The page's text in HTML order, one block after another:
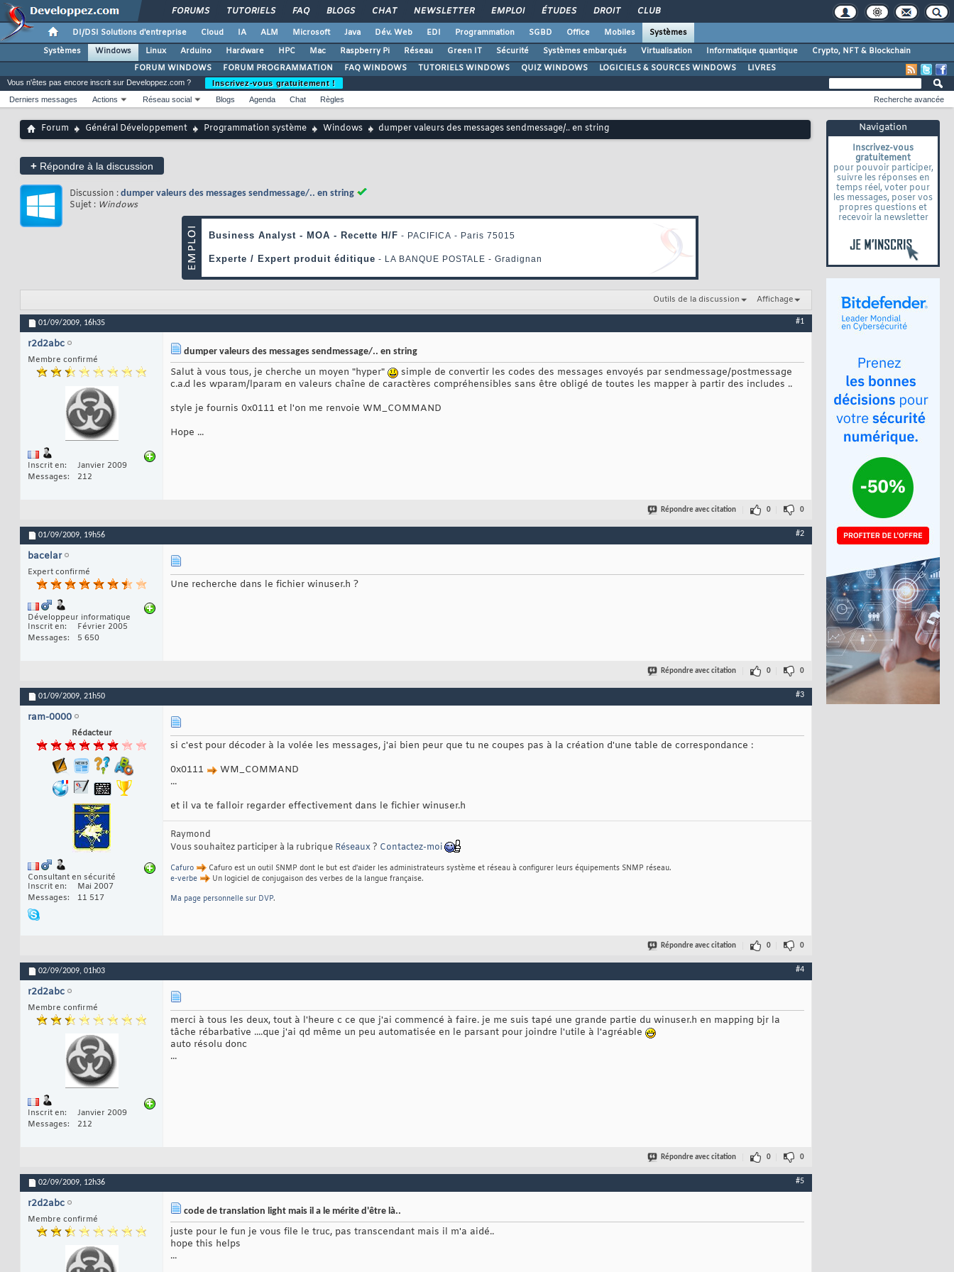
FORUMS TUTORIELS FAQ BLOGS CHAT NEWSLETTER EMPLOI ÉTUDES DROIT CLUB
DI/DSI Solutions d'entreprise Cloud IA ALM Microsoft Java Dév. Web EDI Programmation SGBD Office Mobiles
Systèmes
Systèmes
Windows Linux Arduino Hardware HPC Mac Raspberry Pi Réseau Green IT Sécurité Systèmes embarqués Virtualisation Informatique quantique
Crypto, NFT & Blockchain
FORUM WINDOWS
FORUM PROGRAMMATION FAQ WINDOWS TUTORIELS WINDOWS QUIZ WINDOWS LOGICIELS & SOURCES WINDOWS LIVRES
Navigation
Inscrivez-vous
gratuitement
pour pouvoir participer,
suivre les réponses en
temps réel, voter pour
les messages, poser vos
propres questions et
recevoir la newsletter
Vous n'êtes pas encore inscrit sur Developpez.com ?
Inscrivez-vous gratuitement !
Derniers messages
Actions Réseau social Blogs Agenda Chat Règles Recherche avancée
Forum Général Développement Programmation système Windows dumper valeurs des messages sendmessage/.. en string
+ Répondre à la discussion
Discussion : dumper valeurs des messages sendmessage/.. en string
Sujet : Windows
Outils de la discussion Affichage
01/09/2009, 16h35 #1
r2d2abc
Membre confirmé
Inscrit en
Janvier 2009
Messages
212
dumper valeurs des messages sendmessage/.. en string
Salut à vous tous, je cherche un moyen "hyper"
simple de convertir les codes des messages envoyés par sendmessage/postmessage
c.a.d les wparam/lparam en valeurs chaîne de caractères compréhensibles sans être obligé de toutes les mapper à partir des includes ..
style je fournis 0x0111 et l'on me renvoie WM_COMMAND
Hope ...
Répondre avec citation 0 0
01/09/2009, 19h56 #2
bacelar
Expert confirmé
Développeur informatique
Inscrit en
Février 2005
Messages
5 650
Une recherche dans le fichier winuser.h ?
Répondre avec citation 0 0
01/09/2009, 21h50 #3
ram-0000
Rédacteur
Consultant en sécurité
Inscrit en
Mai 2007
Messages
11 517
si c'est pour décoder à la volée les messages, j'ai bien peur que tu ne coupes pas à la création d'une table de correspondance :
0x0111
WM_COMMAND
...
et il va te falloir regarder effectivement dans le fichier winuser.h
Raymond
Vous souhaitez participer à la rubrique Réseaux? Contactez-moi
Cafuro
Cafuro est un outil SNMP dont le but est d'aider les administrateurs système et réseau à configurer leurs équipements SNMP réseau.
e-verbe
Un logiciel de conjugaison des verbes de la langue française.
Ma page personnelle sur DVP.
Répondre avec citation 0 0
02/09/2009, 01h03 #4
r2d2abc
Membre confirmé
Inscrit en
Janvier 2009
Messages
212
merci à tous les deux, tout à l'heure c ce que j'ai commencé à faire. je me suis tapé une grande partie du winuser.h en mapping bjr la
tâche rébarbative ....que j'ai qd même un peu automatisée en le parsant pour joindre l'utile à l'agréable
auto résolu donc
...
Répondre avec citation 0 0
02/09/2009, 12h36 #5
r2d2abc
Membre confirmé
code de translation light mais il a le mérite d'être là..
juste pour le fun je vous file le truc, pas transcendant mais il m'a aidé..
hope this helps
...